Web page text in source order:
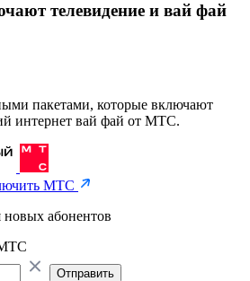
телевидение и вай фай
пакетами, которые включают
интернет вай фай от МТС.
МТС
абонентов
Отправить